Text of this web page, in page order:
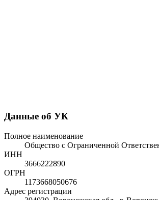
Данные об УК
Полное наименование
Общество с Ограниченной
ИНН
3666222890
ОГРН
1173668050676
Адрес регистрации